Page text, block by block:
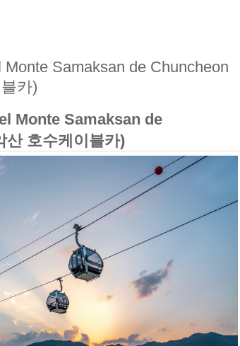
Samaksan de Chuncheon
카)
Monte Samaksan de
호수케이블카)